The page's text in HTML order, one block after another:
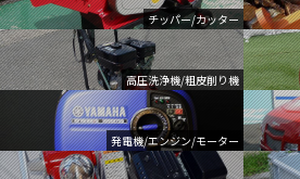
チッパー/カッター
高圧洗浄機/粗皮削り機
発電機/エンジン/モーター